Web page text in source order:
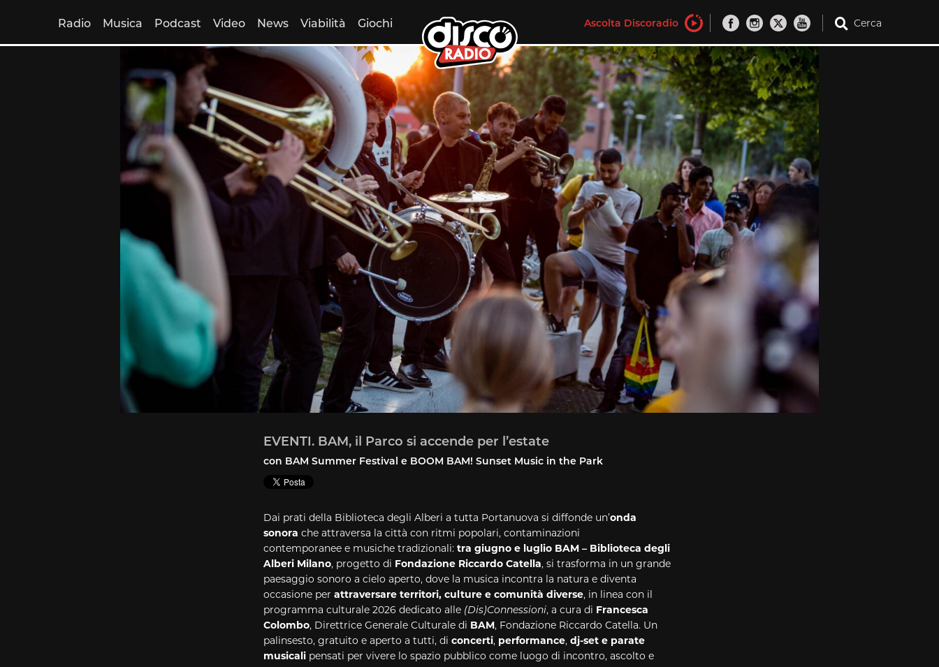
Radio Musica Podcast Video News Viabilità Giochi Ascolta Discoradio Cerca
EVENTI. BAM, il Parco si accende per l’estate
con BAM Summer Festival e BOOM BAM! Sunset Music in the Park
Dai prati della Biblioteca degli Alberi a tutta Portanuova si diffonde un’onda
sonora che attraversa la città con ritmi popolari, contaminazioni
contemporanee e musiche tradizionali: tra giugno e luglio BAM – Biblioteca degli
Alberi Milano, progetto di Fondazione Riccardo Catella, si trasforma in un grande
paesaggio sonoro a cielo aperto, dove la musica incontra la natura e diventa
occasione per attraversare territori, culture e comunità diverse, in linea con il
programma culturale 2026 dedicato alle (Dis)Connessioni, a cura di Francesca
Colombo, Direttrice Generale Culturale di BAM, Fondazione Riccardo Catella. Un
palinsesto, gratuito e aperto a tutti, di concerti, performance, dj-set e parate
musicali pensati per vivere lo spazio pubblico come luogo di incontro, ascolto e